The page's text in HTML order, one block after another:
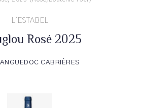
L'ESTABEL
Rosé 2025
CABRIÈRES